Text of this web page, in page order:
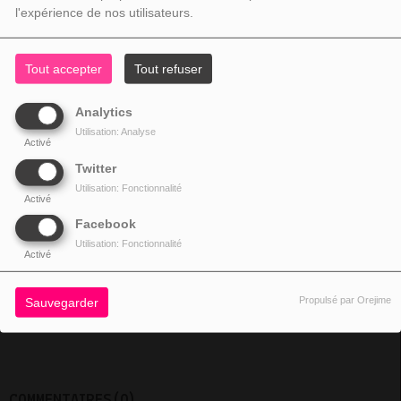
l'expérience de nos utilisateurs.
Tout accepter Tout refuser
Analytics
Activé
Utilisation: Analyse
Twitter
Activé
Utilisation: Fonctionnalité
Facebook
Activé
Utilisation: Fonctionnalité
Sauvegarder Propulsé par Orejime
3067VUES